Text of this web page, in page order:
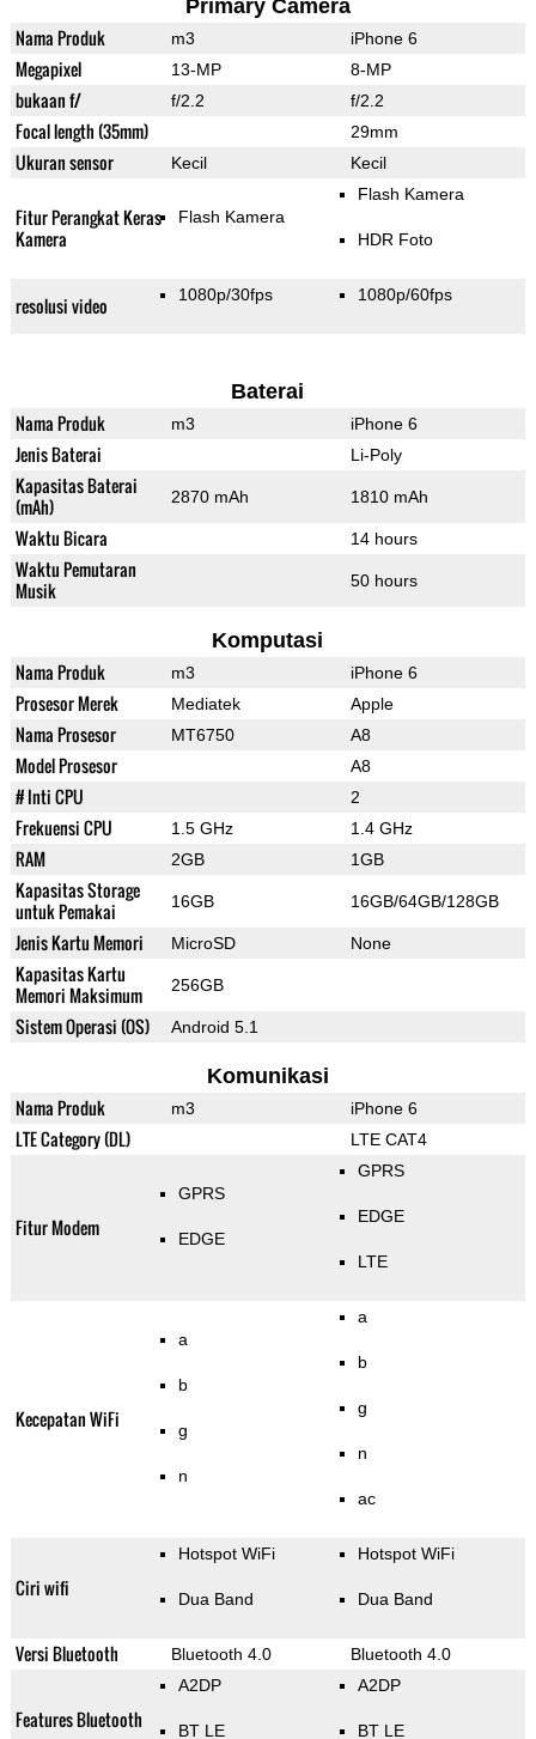
Primary Camera
Nama Produk m3 iPhone 6
Megapixel 13-MP 8-MP
bukaan f/ f/2.2 f/2.2
Focal length (35mm) 29mm
Ukuran sensor Kecil Kecil
Fitur Perangkat Keras
Kamera
Flash Kamera
Flash Kamera
HDR Foto
resolusi video 1080p/30fps 1080p/60fps
Baterai
Nama Produk m3 iPhone 6
Jenis Baterai Li-Poly
Kapasitas Baterai
(mAh)
2870 mAh 1810 mAh
Waktu Bicara 14 hours
Waktu Pemutaran
Musik
50 hours
Komputasi
Nama Produk m3 iPhone 6
Prosesor Merek Mediatek Apple
Nama Prosesor MT6750 A8
Model Prosesor A8
# Inti CPU 2
Frekuensi CPU 1.5 GHz 1.4 GHz
RAM 2GB 1GB
Kapasitas Storage
untuk Pemakai
16GB 16GB/64GB/128GB
Jenis Kartu Memori MicroSD None
Kapasitas Kartu
Memori Maksimum
256GB
Sistem Operasi (OS) Android 5.1
Komunikasi
Nama Produk m3 iPhone 6
LTE Category (DL) LTE CAT4
Fitur Modem
GPRS
EDGE
GPRS
EDGE
LTE
Kecepatan WiFi
a
b
g
n
a
b
g
n
ac
Ciri wifi
Hotspot WiFi
Dua Band
Hotspot WiFi
Dua Band
Versi Bluetooth Bluetooth 4.0 Bluetooth 4.0
Features Bluetooth
A2DP
BT LE
A2DP
BT LE